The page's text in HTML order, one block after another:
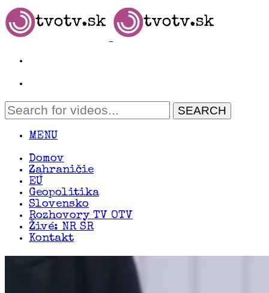
MENU
Domov
Zahraničie
EÚ
Geopolitika
Slovensko
Rozhovory TV OTV
Živé: NR SR
Kontakt